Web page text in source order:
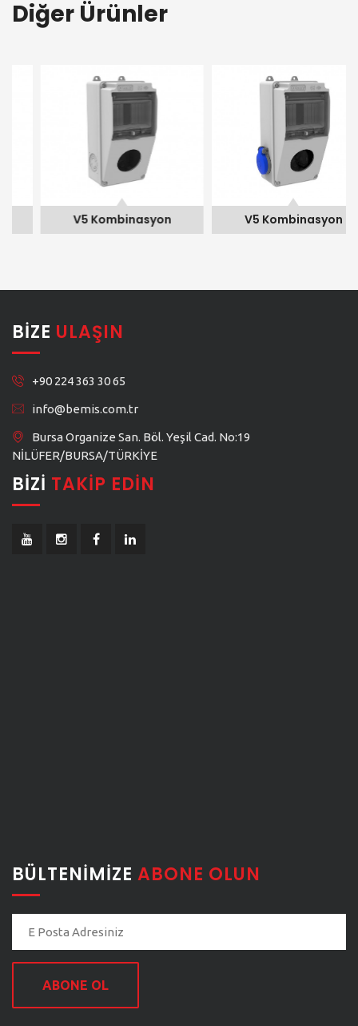
Diğer Ürünler
V5 Kombinasyon V5 Kombinasyon
BIZE ULAŞIN
+90 224 363 30 65
info@bemis.com.tr
Bursa Organize San. Böl. Yeşil Cad. No:19
NİLÜFER/BURSA/TÜRKİYE
BIZI TAKIP EDIN
BÜLTENIMIZE ABONE OLUN
ABONE OL